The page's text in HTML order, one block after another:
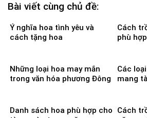
Bài viết cùng chủ đề:
Ý nghĩa hoa tình yêu và
cách tặng hoa
Cách
phù
Những loại hoa may mắn
trong văn hóa phương Đông
Các
mang
Danh sách hoa phù hợp cho
Cách